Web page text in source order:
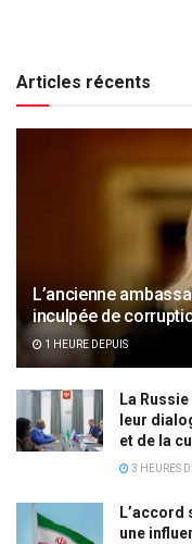
Articles récents
L’ancienne
inculpée de
1 HEURE DEPUIS
La
leur
et de la
3 HEURES
L’accord
une